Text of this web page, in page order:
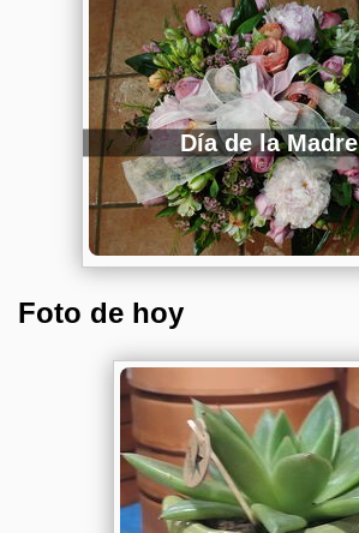
Día de la Madre
Foto de hoy